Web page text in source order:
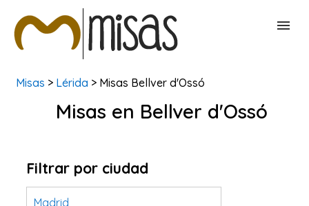
BUSCAR MISAS
Misas > Lérida > Misas Bellver d'Ossó
Misas en Bellver d'Ossó
Filtrar por ciudad
Madrid